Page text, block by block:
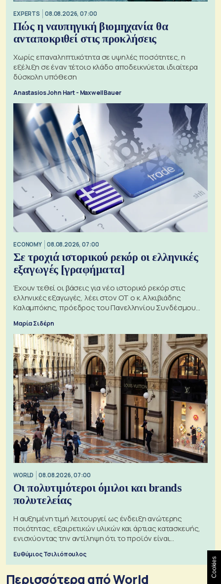
EXPERTS 08.08.2026, 07:00
Πώς η ναυπηγική βιομηχανία θα
ανταποκριθεί στις προκλήσεις
Χωρίς επαναληπτικότητα σε υψηλές ποσότητες, η
εξέλιξη σε έναν τέτοιο κλάδο αποδεικνύεται ιδιαίτερα
δύσκολη υπόθεση
Anastasios John Hart - Maxwell Bauer
ECONOMY 08.08.2026, 07:00
Σε τροχιά ιστορικού ρεκόρ οι ελληνικές
εξαγωγές [γραφήματα]
Έχουν τεθεί οι βάσεις για νέο ιστορικό ρεκόρ στις
ελληνικές εξαγωγές, λέει στον ΟΤ ο κ. Αλκιβιάδης
Καλαμπόκης, πρόεδρος του Πανελληνίου Συνδέσμου
Μαρία Σιδέρη
WORLD 08.08.2026, 07:00
Οι πολυτιμότεροι όμιλοι και brands
πολυτελείας
Η αυξημένη τιμή λειτουργεί ως ένδειξη ανώτερης
ποιότητας, εξαιρετικών υλικών και άρτιας κατασκευής,
ενισχύοντας την αντίληψη ότι το προϊόν είναι
Ευθύμιος Τσιλιόπουλος
Περισσότερα από World
Cookies